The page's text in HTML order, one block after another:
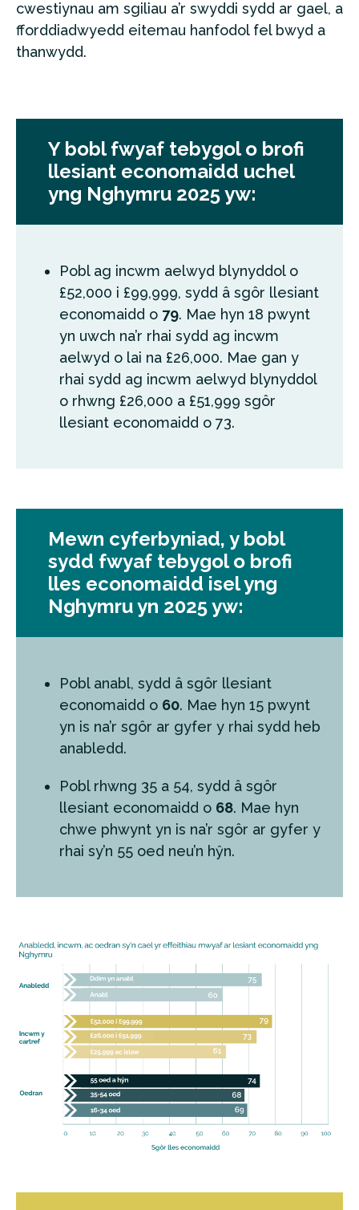
cwestiynau am sgiliau a’r swyddi sydd ar gael, a
fforddiadwyedd eitemau hanfodol fel bwyd a
thanwydd.
Y bobl fwyaf tebygol o brofi
llesiant economaidd uchel
yng Nghymru 2025 yw:
Pobl ag incwm aelwyd blynyddol o
£52,000 i £99,999, sydd â sgôr llesiant
economaidd o 79. Mae hyn 18 pwynt
yn uwch na’r rhai sydd ag incwm
aelwyd o lai na £26,000. Mae gan y
rhai sydd ag incwm aelwyd blynyddol
o rhwng £26,000 a £51,999 sgôr
llesiant economaidd o 73.
Mewn cyferbyniad, y bobl
sydd fwyaf tebygol o brofi
lles economaidd isel yng
Nghymru yn 2025 yw:
Pobl anabl, sydd â sgôr llesiant
economaidd o 60. Mae hyn 15 pwynt
yn is na’r sgôr ar gyfer y rhai sydd heb
anabledd.
Pobl rhwng 35 a 54, sydd â sgôr
llesiant economaidd o 68. Mae hyn
chwe phwynt yn is na’r sgôr ar gyfer y
rhai sy’n 55 oed neu’n hŷn.